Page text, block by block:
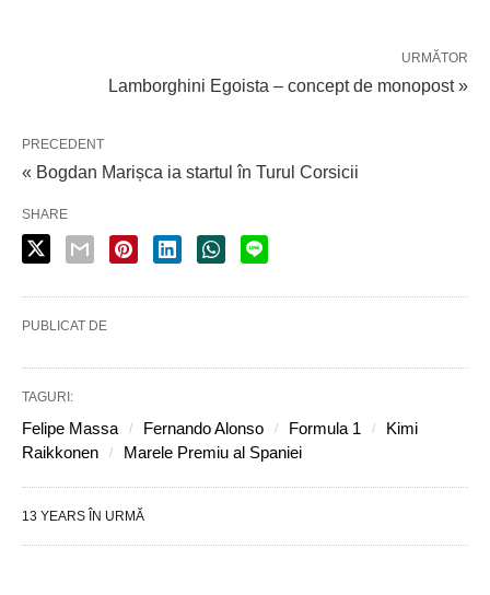
URMĂTOR
Lamborghini Egoista – concept de monopost »
PRECEDENT
« Bogdan Marișca ia startul în Turul Corsicii
SHARE
PUBLICAT DE
TAGURI:
Felipe Massa Fernando Alonso Formula 1
Kimi
Raikkonen
Marele Premiu al Spaniei
13 YEARS ÎN URMĂ